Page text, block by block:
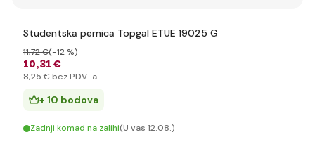
Studentska pernica Topgal ETUE 19025 G
10,31 €
11,72 €(-12 %)
8,25 € bez PDV-a
+ 10 bodova
Zadnji komad na zalihi(U vas 12.08.)